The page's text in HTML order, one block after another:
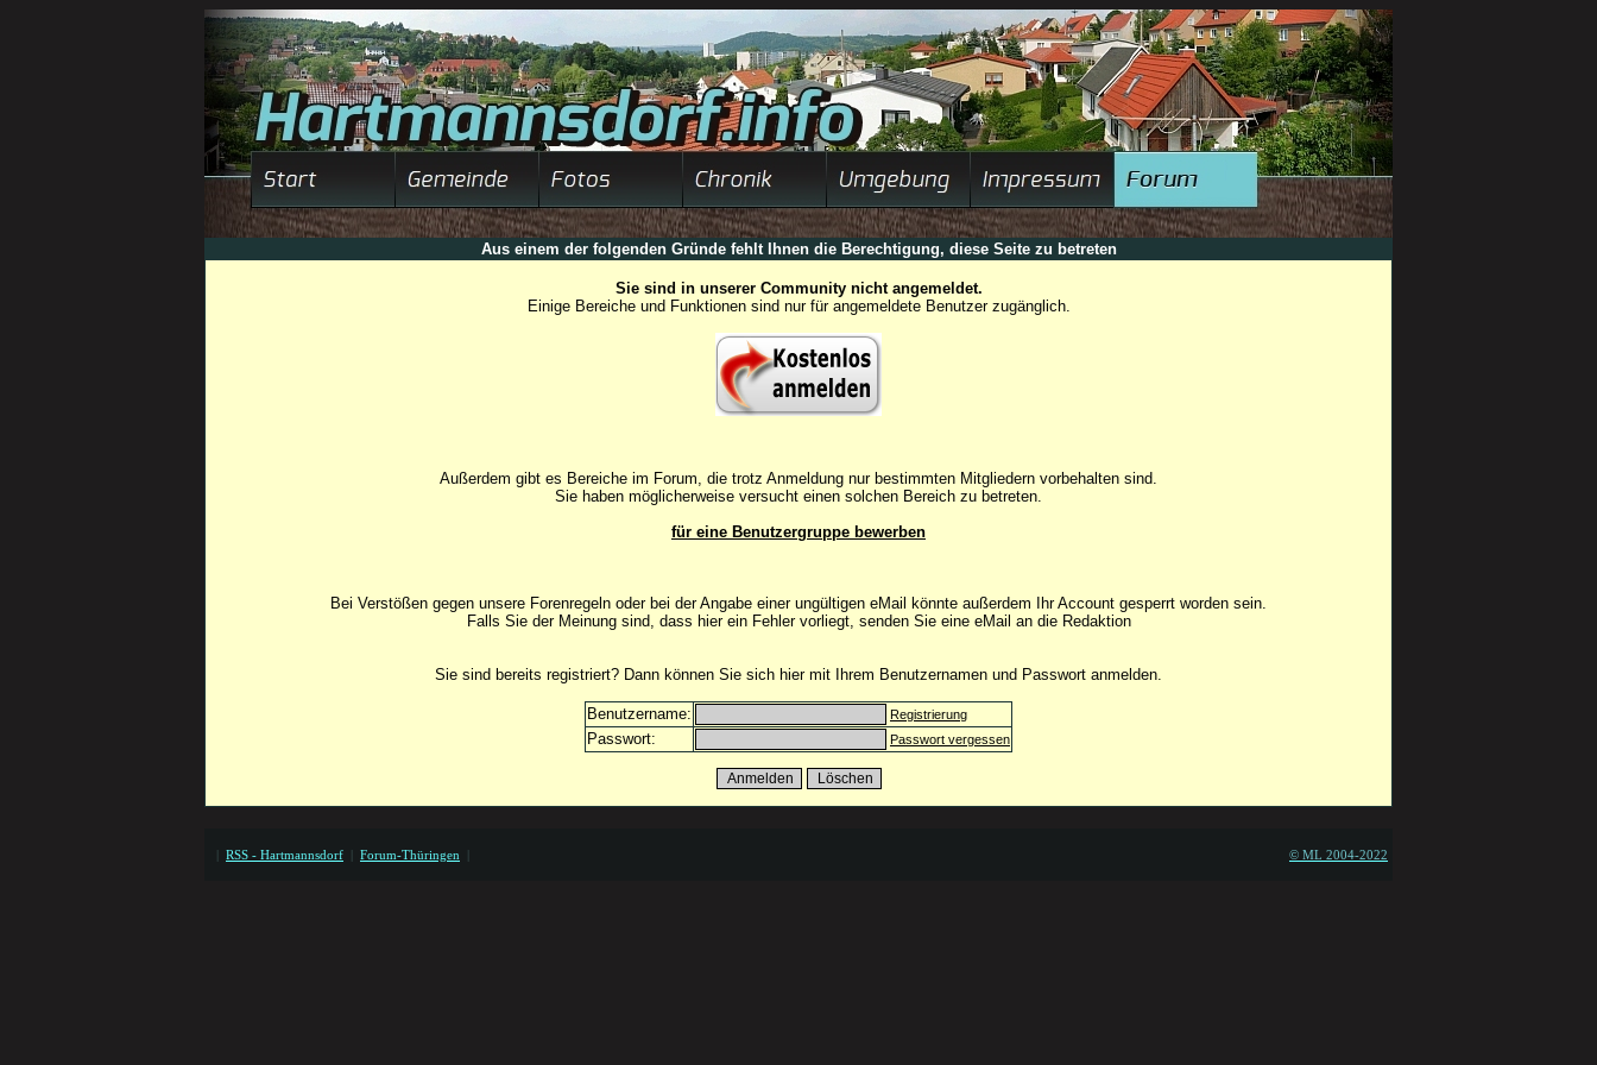
Aus einem der folgenden Gründe fehlt Ihnen die Berechtigung, diese Seite zu betreten
Sie sind in unserer Community nicht angemeldet.
Einige Bereiche und Funktionen sind nur für angemeldete Benutzer zugänglich.
Außerdem gibt es Bereiche im Forum, die trotz Anmeldung nur bestimmten Mitgliedern vorbehalten sind.
Sie haben möglicherweise versucht einen solchen Bereich zu betreten.
für eine Benutzergruppe bewerben
Bei Verstößen gegen unsere Forenregeln oder bei der Angabe einer ungültigen eMail könnte außerdem Ihr Account gesperrt worden sein.
Falls Sie der Meinung sind, dass hier ein Fehler vorliegt, senden Sie eine eMail an die Redaktion
Sie sind bereits registriert? Dann können Sie sich hier mit Ihrem Benutzernamen und Passwort anmelden.
Benutzername: Registrierung
Passwort: Passwort vergessen
| RSS - Hartmannsdorf | Forum-Thüringen | © ML 2004-2022